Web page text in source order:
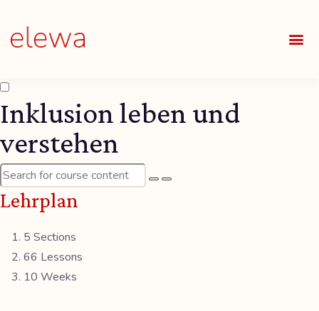
Inklusion leben und
verstehen
Lehrplan
5 Sections
66 Lessons
10 Weeks